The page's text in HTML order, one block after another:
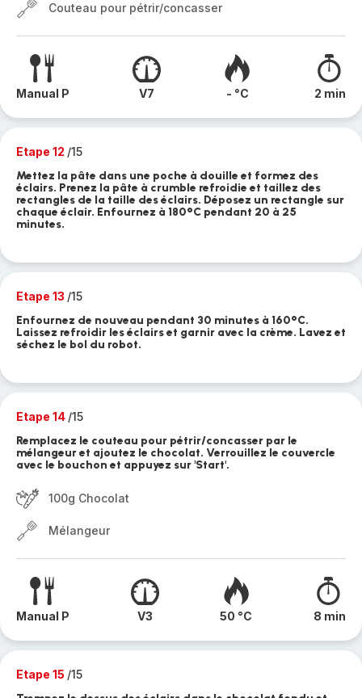
Couteau pour pétrir/concasser
Manual P V7 - °C 2 min
Etape 12 /15
Mettez la pâte dans une poche à douille et formez des
éclairs. Prenez la pâte à crumble refroidie et taillez des
rectangles de la taille des éclairs. Déposez un rectangle sur
chaque éclair. Enfournez à 180°C pendant 20 à 25
minutes.
Etape 13 /15
Enfournez de nouveau pendant 30 minutes à 160°C.
Laissez refroidir les éclairs et garnir avec la crème. Lavez et
séchez le bol du robot.
Etape 14 /15
Remplacez le couteau pour pétrir/concasser par le
mélangeur et ajoutez le chocolat. Verrouillez le couvercle
avec le bouchon et appuyez sur 'Start'.
100g Chocolat
Mélangeur
Manual P V3 50 °C 8 min
Etape 15 /15